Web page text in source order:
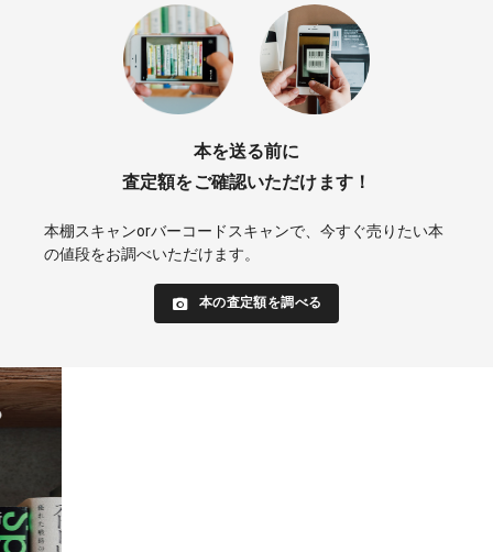
本を送る前に
査定額をご確認いただけます！
本棚スキャンorバーコードスキャンで、 今すぐ売りたい本
の値段をお調べいただけます。
本の査定額を調べる
持っている本、いくらになる？